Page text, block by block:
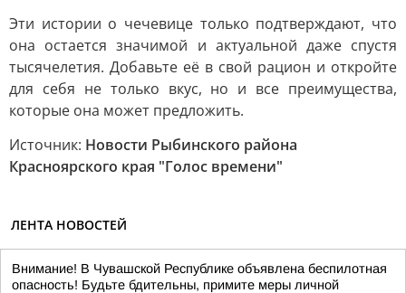
Эти истории о чечевице только подтверждают, что
она остается значимой и актуальной даже спустя
тысячелетия. Добавьте её в свой рацион и откройте
для себя не только вкус, но и все преимущества,
которые она может предложить.
Источник: Новости Рыбинского района
Красноярского края "Голос времени"
ЛЕНТА НОВОСТЕЙ
Внимание! В Чувашской Республике объявлена беспилотная
опасность! Будьте бдительны, примите меры личной